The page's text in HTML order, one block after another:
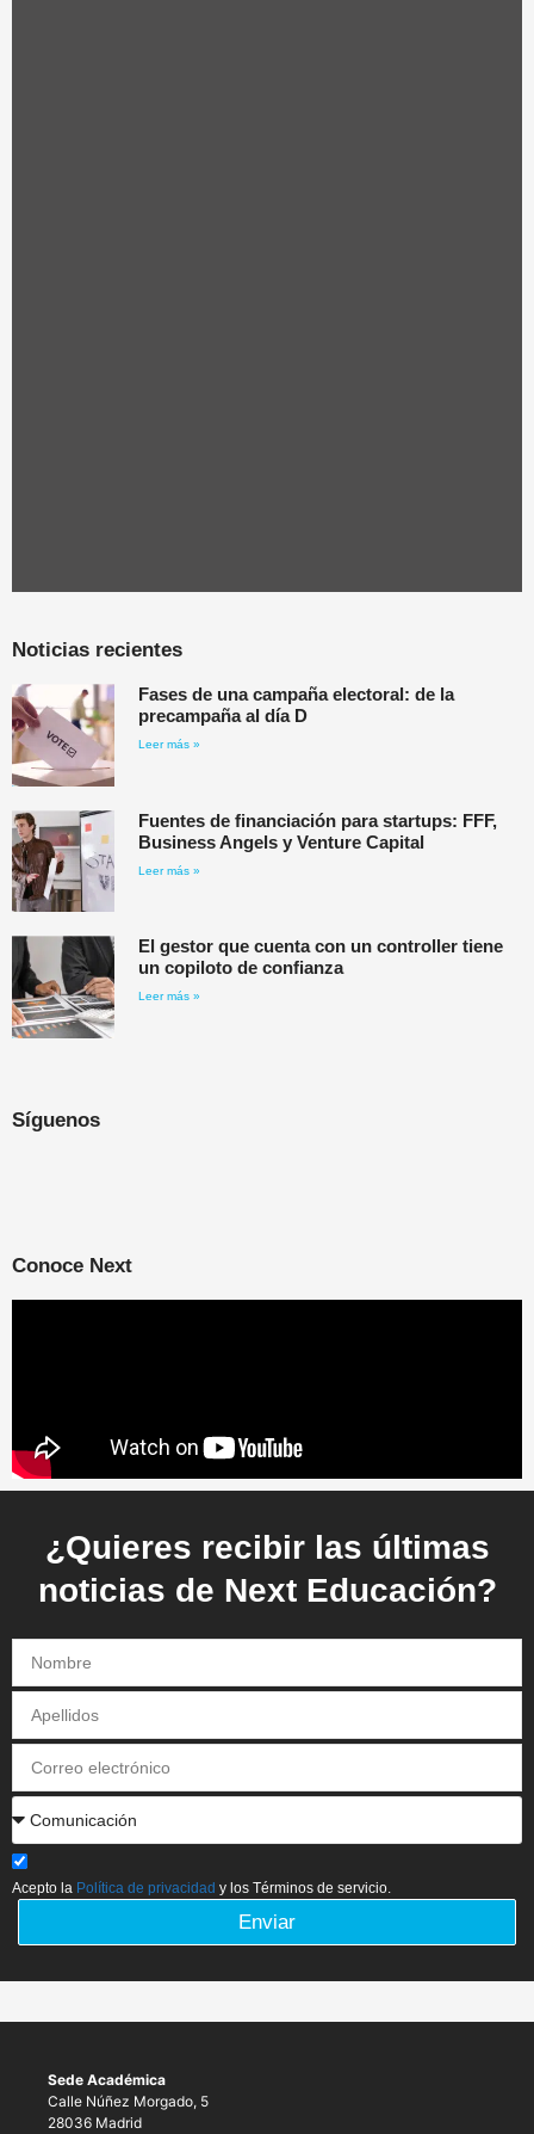
Noticias recientes
Fases de una campaña electoral: de la
precampaña al día D
Leer más »
Fuentes de financiación para startups: FFF,
Business Angels y Venture Capital
Leer más »
El gestor que cuenta con un controller tiene
un copiloto de confianza
Leer más »
Síguenos
Conoce Next
¿Quieres recibir las últimas
noticias de Next Educación?
Acepto la Política de privacidad y los Términos de servicio.
Enviar
Sede Académica
Calle Núñez Morgado, 5
28036 Madrid